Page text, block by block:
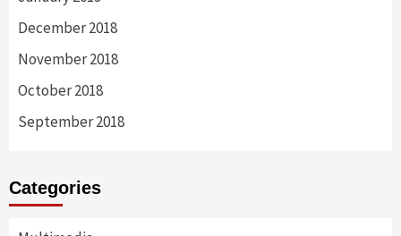
December 2018
November 2018
October 2018
September 2018
Categories